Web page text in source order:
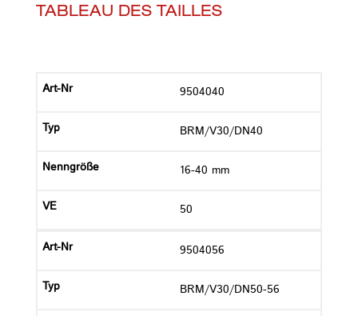
TABLEAU DES TAILLES
9504040
BRM/V30/DN40
16-40 mm
50
9504056
BRM/V30/DN50-56